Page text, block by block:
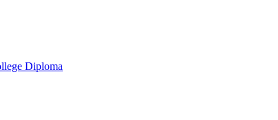
Diploma